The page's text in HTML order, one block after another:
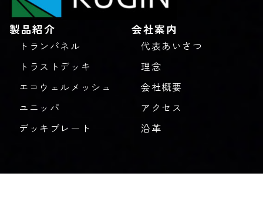
製品紹介
トランパネル
トラストデッキ
エコウェルメッシュ
ユニッパ
デッキプレート
会社案内
代表あいさつ
理念
会社概要
アクセス
沿革